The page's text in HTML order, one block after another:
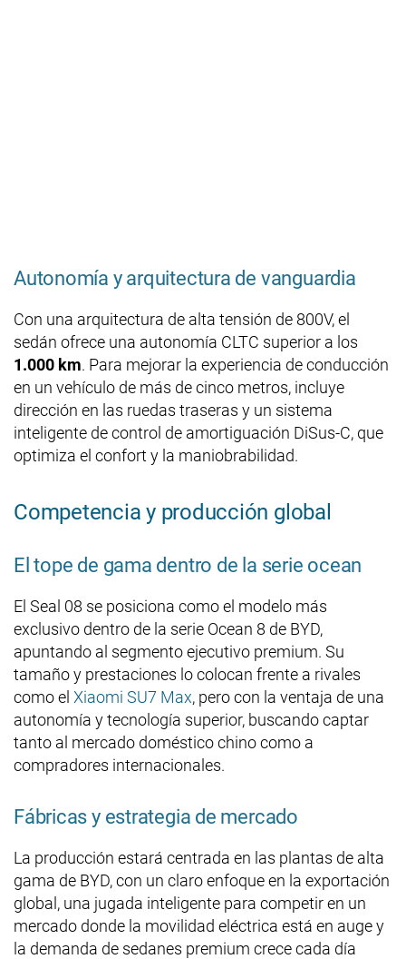
Autonomía y arquitectura de vanguardia
Con una arquitectura de alta tensión de 800V, el
sedán ofrece una autonomía CLTC superior a los
1.000 km. Para mejorar la experiencia de conducción
en un vehículo de más de cinco metros, incluye
dirección en las ruedas traseras y un sistema
inteligente de control de amortiguación DiSus-C, que
optimiza el confort y la maniobrabilidad.
Competencia y producción global
El tope de gama dentro de la serie ocean
El Seal 08 se posiciona como el modelo más
exclusivo dentro de la serie Ocean 8 de BYD,
apuntando al segmento ejecutivo premium. Su
tamaño y prestaciones lo colocan frente a rivales
como el Xiaomi SU7 Max, pero con la ventaja de una
autonomía y tecnología superior, buscando captar
tanto al mercado doméstico chino como a
compradores internacionales.
Fábricas y estrategia de mercado
La producción estará centrada en las plantas de alta
gama de BYD, con un claro enfoque en la exportación
global, una jugada inteligente para competir en un
mercado donde la movilidad eléctrica está en auge y
la demanda de sedanes premium crece cada día